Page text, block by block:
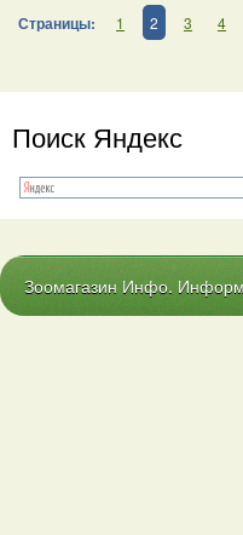
Страницы: 1 2 3 4
Поиск Яндекс
Зоомагазин Инфо.